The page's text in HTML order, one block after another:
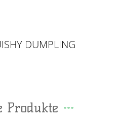
DUMPLING
Produkte